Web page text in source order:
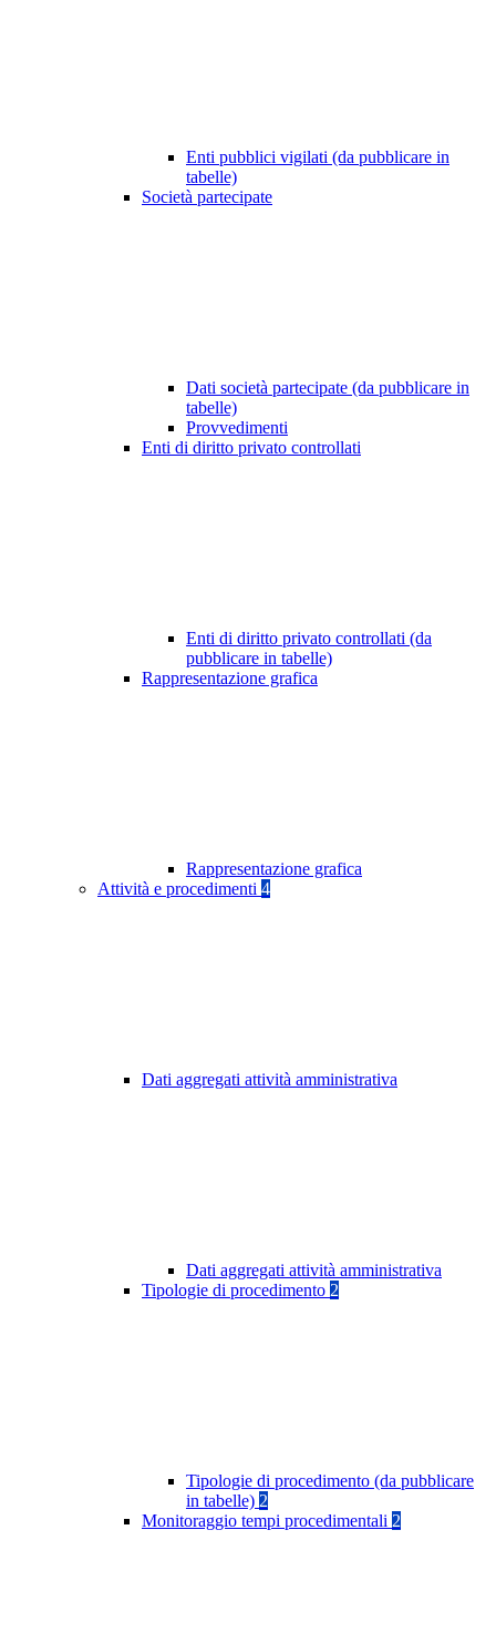
Enti pubblici vigilati (da pubblicare in
tabelle)
Società partecipate
Dati società partecipate (da pubblicare in
tabelle)
Provvedimenti
Enti di diritto privato controllati
Enti di diritto privato controllati (da
pubblicare in tabelle)
Rappresentazione grafica
Rappresentazione grafica
Attività e procedimenti 4
Dati aggregati attività amministrativa
Dati aggregati attività amministrativa
Tipologie di procedimento 2
Tipologie di procedimento (da pubblicare
in tabelle) 2
Monitoraggio tempi procedimentali 2